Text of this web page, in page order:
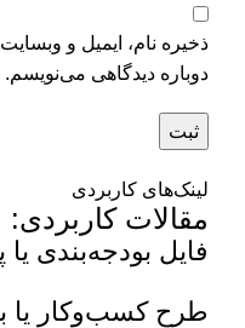
ذخیره نام، ایمیل و
دوباره دیدگاهی می‌نویسم.
لینک‌های کاربردی
مقالات کاربردی:
فایل بودجه‌بندی
طرح کسب‌وکار یا